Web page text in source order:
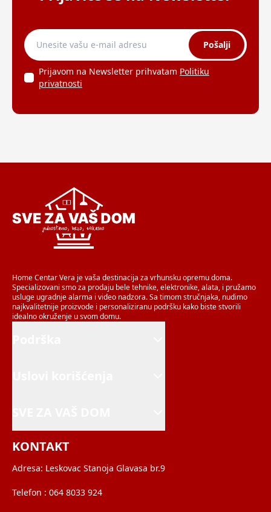
Pošalji
Prijavom na Newsletter prihvatam Politiku
privatnosti
Home Centar Vera je vaša destinacija za vrhunsku opremu doma.
Specializovani smo za prodaju bele tehnike, elektronike, alata, i pružamo
usluge ugradnje alarma i video nadzora. Sa timom stručnjaka, nudimo
najkvalitetnije proizvode i personaliziranu podršku kako biste stvorili
idealno okruženje u svom domu.
KONTAKT
Adresa: Leskovac Stanoja Glavasa br.9
Telefon : 064 8033 924